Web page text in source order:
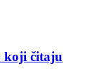
koji čitaju